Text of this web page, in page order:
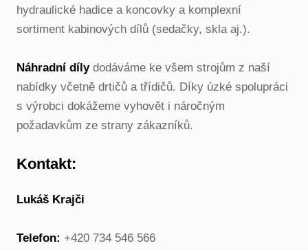
hydraulické hadice a koncovky a komplexní
sortiment kabinových dílů (sedačky, skla aj.).
Náhradní dílydodáváme ke všem strojům z naší
nabídky včetně drtičů a třídičů. Díky úzké spolupráci
s výrobci dokážeme vyhovět i náročným
požadavkům ze strany zákazníků.
Kontakt:
Lukáš Krajči
Telefon: +420 734 546 566